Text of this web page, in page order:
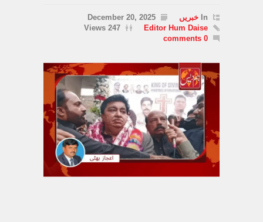
In خبریں
December 20, 2025
Editor Hum Daise
247 Views
0 comments